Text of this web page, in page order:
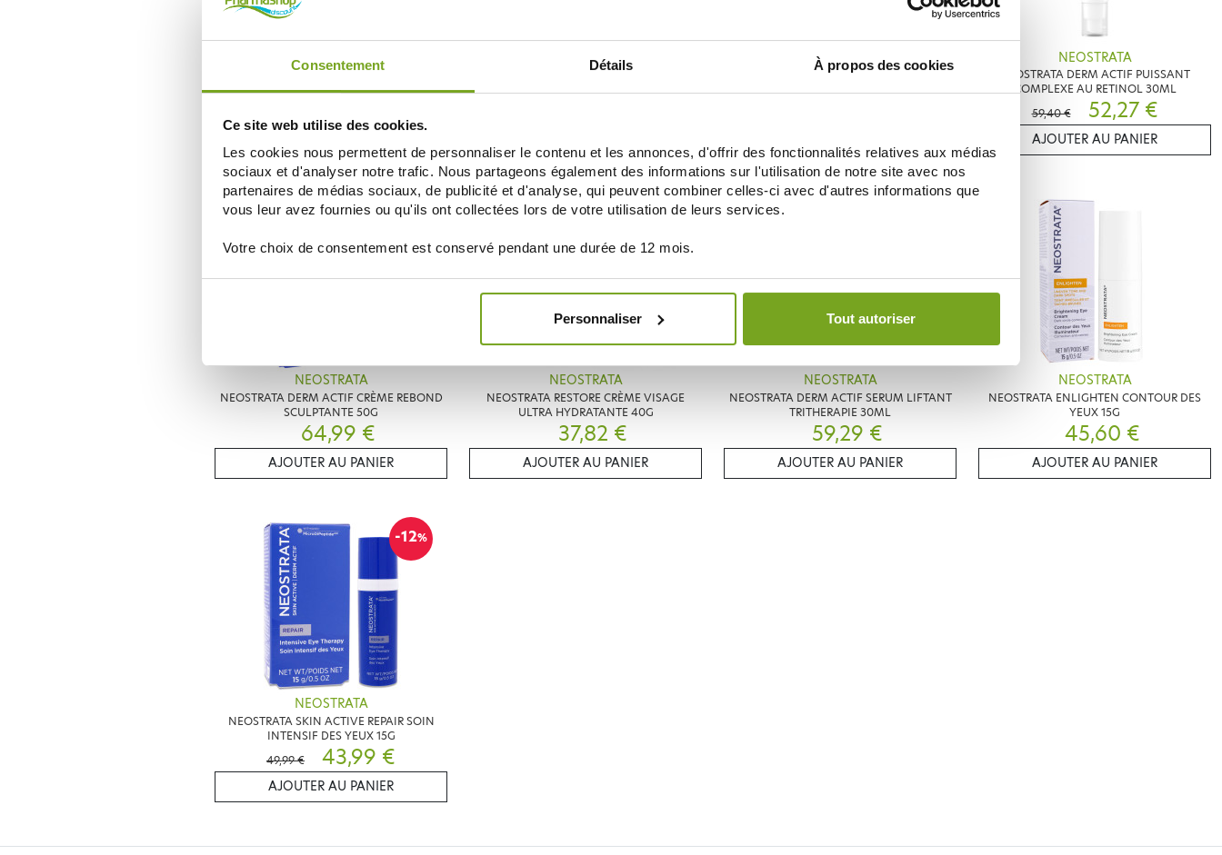
Consentement Détails À propos des cookies
Ce site web utilise des cookies.
Les cookies nous permettent de personnaliser le contenu et les annonces, d'offrir des fonctionnalités relatives aux médias
sociaux et d'analyser notre trafic. Nous partageons également des informations sur l'utilisation de notre site avec nos
partenaires de médias sociaux, de publicité et d'analyse, qui peuvent combiner celles-ci avec d'autres informations que
vous leur avez fournies ou qu'ils ont collectées lors de votre utilisation de leurs services.
Votre choix de consentement est conservé pendant une durée de 12 mois.
Personnaliser Tout autoriser
NEOSTRATA
NEOSTRATA SERUM VITAMINE C 15% + PHA
15ML
NEOSTRATA
NEOSTRATA NETTOYANT ECLAT PARFAIT
NEOSTRATA
NEOSTRATA REPAIR MOUSSE EXFOLIANTE
NEOSTRATA
NEOSTRATA DERM ACTIF PUISSANT
COMPLEXE AU RETINOL 30ML
59,40 €
52,27 €
AJOUTER AU PANIER
NEOSTRATA
NEOSTRATA DERM ACTIF CRÈME REBOND
SCULPTANTE 50G
64,99 €
AJOUTER AU PANIER
NEOSTRATA
NEOSTRATA RESTORE CRÈME VISAGE
ULTRA HYDRATANTE 40G
37,82 €
AJOUTER AU PANIER
NEOSTRATA
NEOSTRATA DERM ACTIF SERUM LIFTANT
TRITHERAPIE 30ML
59,29 €
AJOUTER AU PANIER
NEOSTRATA
NEOSTRATA ENLIGHTEN CONTOUR DES
YEUX 15G
45,60 €
AJOUTER AU PANIER
-12%
NEOSTRATA
NEOSTRATA SKIN ACTIVE REPAIR SOIN
INTENSIF DES YEUX 15G
49,99 €
43,99 €
AJOUTER AU PANIER